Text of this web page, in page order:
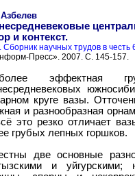
и контекст.
Сборник научных трудов в
Пресс». 2007. С. 145-157.
эффектная
круге вазы.
и разнообразная
это резко отличает
грубых лепных горшков.
две основные
и уйгурскими;